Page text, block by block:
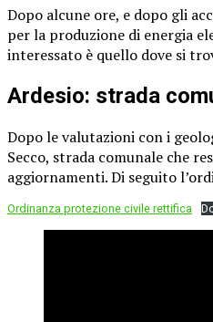
Dopo alcune ore, e dopo gli
per la produzione di energia
interessato è quello dove si
Ardesio: strada
Dopo le valutazioni con i
Secco, strada comunale che
aggiornamenti. Di seguito
Ordinanza protezione civile rettifica